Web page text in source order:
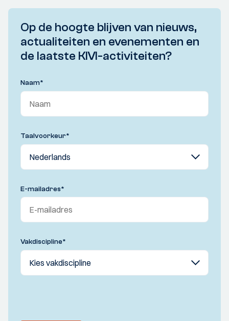
Op de hoogte blijven van nieuws,
actualiteiten en evenementen en
de laatste KIVI-activiteiten?
Naam*
Taalvoorkeur*
E-mailadres*
Vakdiscipline*